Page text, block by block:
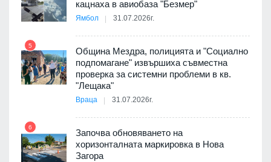
кацнаха в авиобаза "Безмер"
Ямбол 31.07.2026г.
5
Община Мездра, полицията и "Социално
подпомагане" извършиха съвместна
проверка за системни проблеми в кв.
"Лещака"
Враца 31.07.2026г.
6
Започва обновяването на
хоризонталната маркировка в Нова
Загора